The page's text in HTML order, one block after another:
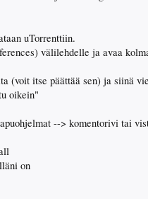
uTorrenttiin.
välilehdelle ja avaa
(voit itse päättää sen) ja siinä
oikein"
--> komentorivi tai
on